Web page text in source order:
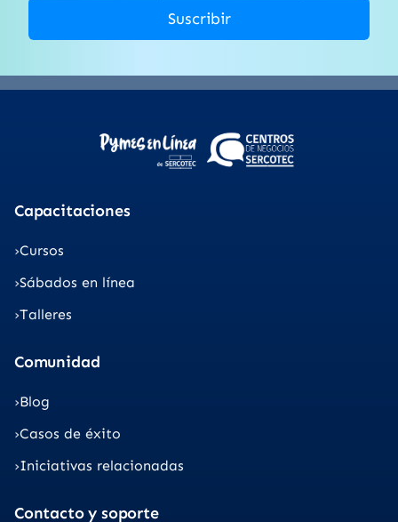
Suscribir
Capacitaciones
Cursos
Sábados en línea
Talleres
Comunidad
Blog
Casos de éxito
Iniciativas relacionadas
Contacto y soporte